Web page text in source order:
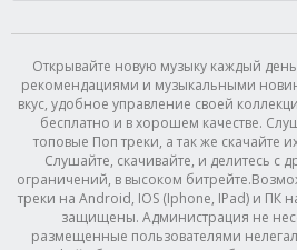
Открывайте новую музыку каждый
рекомендациями и музыкальными
вкус, удобное управление своей
бесплатно и в хорошем качестве.
топовые Поп треки, а так же скачайте
Слушайте, скачивайте, и делитесь с
ограничений, в высоком
треки на Android, IOS (Iphone, IPad) и ПК
защищены. Администрация не
размещенные пользователями